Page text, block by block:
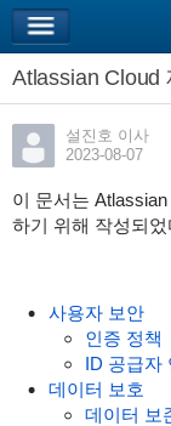
Atlassian Cloud
설진호 이사
2023-08-07
이 문서는
하기 위해 작성되었
사용자 보안
인증 정책
ID 공급자
데이터 보호
데이터 보